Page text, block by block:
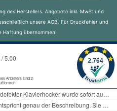
des Herstellers. Angebote inkl. MwSt und
unsere AGB. Für Druckfehler und
Haftung übernommen.